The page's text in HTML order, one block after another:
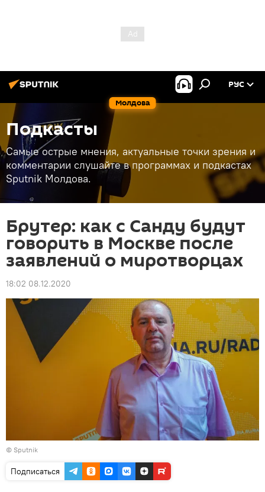
Молдова
РУС
Подкасты
Самые острые мнения, актуальные точки зрения и
комментарии слушайте в программах и подкастах
Sputnik Молдова.
Брутер: как с Санду будут
говорить в Москве после
заявлений о миротворцах
18:02 08.12.2020
© Sputnik
Подписаться